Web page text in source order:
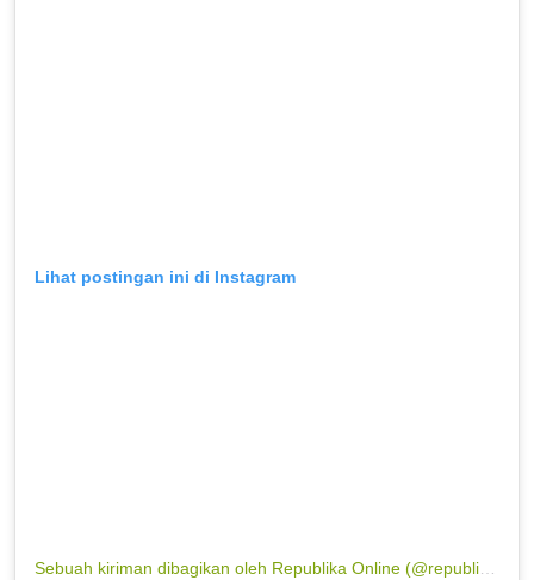
Lihat postingan ini di Instagram
Sebuah kiriman dibagikan oleh Republika Online (@republikaonline)